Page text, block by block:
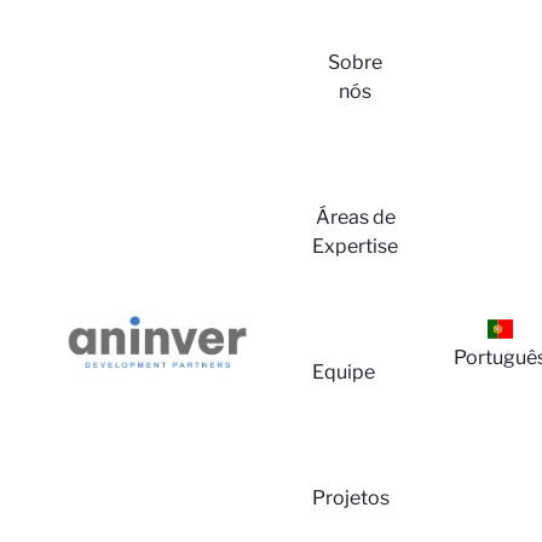
Sobre
nós
Áreas de
Expertise
Equipe
Projetos